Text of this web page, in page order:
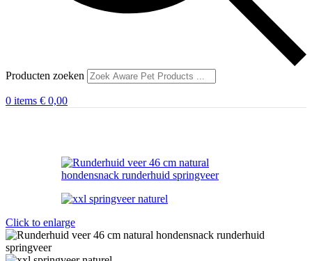
Producten zoeken
0 items € 0,00
Click to enlarge